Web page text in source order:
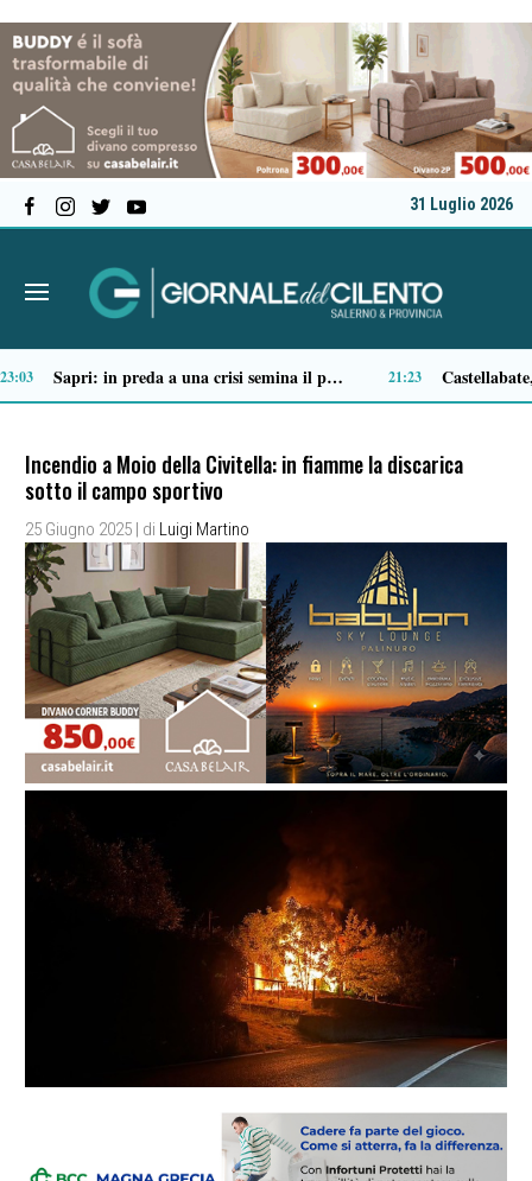
31 Luglio 2026
Ascea, nuova giunta per Sansone: Filippo Dragone vicesindaco, Egidio Criscuolo assessore ai Lavori Pubblici 14:51 Tortorella celebra la Fiera di San Basilio: tra antichi mestieri, bestiame e la musica della Bandabardò
Incendio a Moio della Civitella: in fiamme la discarica
sotto il campo sportivo
25 Giugno 2025 | di Luigi Martino